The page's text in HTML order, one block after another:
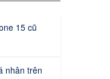
15 cũ
nhân trên